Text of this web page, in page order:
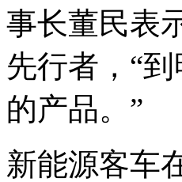
事长董民表
先行者，“
的产品。”
新能源客车